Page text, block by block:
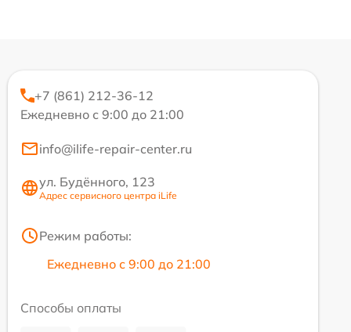
+7 (861) 212-36-12
Ежедневно с 9:00 до 21:00
info@ilife-repair-center.ru
ул. Будённого, 123
Адрес сервисного центра iLife
Режим работы:
Ежедневно с 9:00 до 21:00
Способы оплаты